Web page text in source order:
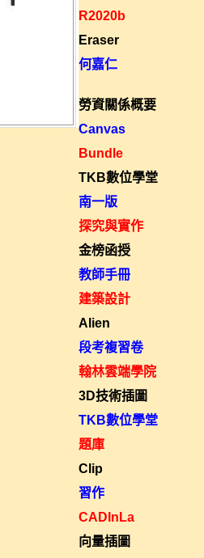
R2020b
Eraser
何嘉仁
勞資關係概要
Canvas
Bundle
TKB數位學堂
南一版
探究與實作
金榜函授
教師手冊
建築設計
Alien
段考複習卷
翰林雲端學院
3D技術插圖
TKB數位學堂
題庫
Clip
習作
CADInLa
向量插圖